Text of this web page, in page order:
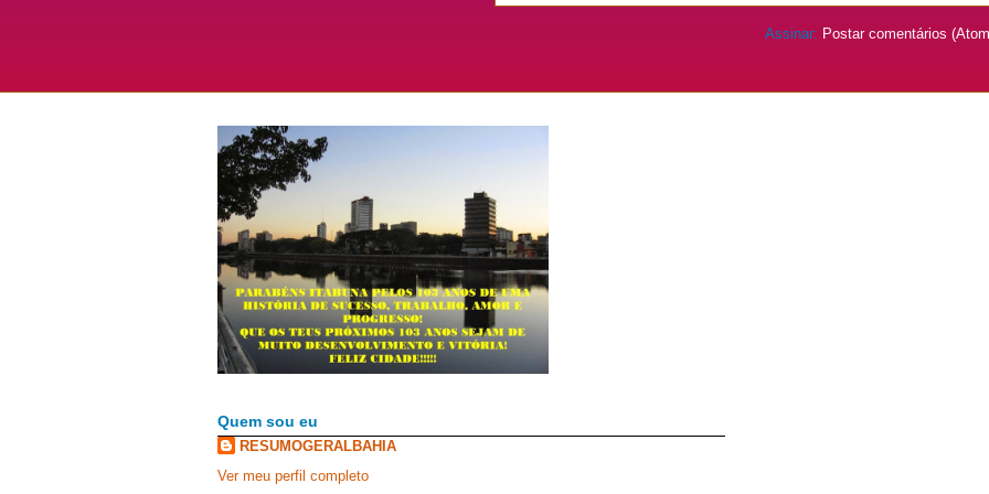
Assinar: Postar comentários
Quem sou eu
RESUMOGERALBAHIA
Ver meu perfil completo